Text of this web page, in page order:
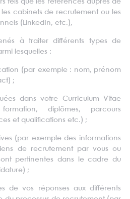
tels que les références auprès de
cabinets de recrutement ou les
(LinkedIn, etc.),
à traiter différents types de
lesquelles :
(par exemple : nom, prénom
;
dans votre Curriculum Vitae
diplômes, parcours
et qualifications etc.) ;
(par exemple des informations
de recrutement par vous ou
pertinentes dans le cadre du
;
de vos réponses aux différents